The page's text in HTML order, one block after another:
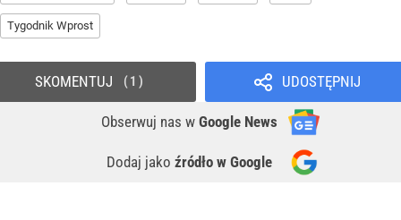
Tygodnik Wprost
UDOSTĘPNIJ
Obserwuj nas w Google News
Dodaj jako źródło w Google
SKOMENTUJ 1